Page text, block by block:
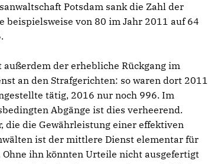
Potsdam sank die Zahl der
beispielsweise von 80 im Jahr 2011 auf 64
der erhebliche Rückgang im
an den Strafgerichten: so waren dort 2011
tätig, 2016 nur noch 996. Im
Abgänge ist dies verheerend.
die die Gewährleistung einer effektiven
ist der mittlere Dienst elementar für
ihn könnten Urteile nicht ausgefertigt